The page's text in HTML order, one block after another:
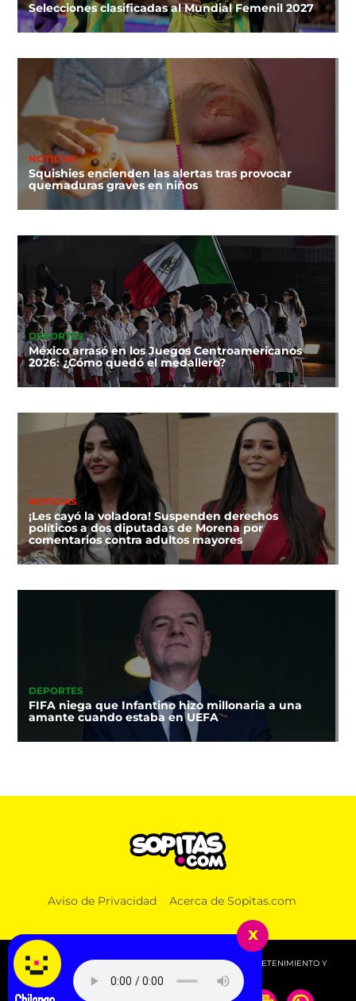
Selecciones clasificadas al Mundial Femenil 2027
NOTICIAS
Squishies encienden las alertas tras provocar
quemaduras graves en niños
DEPORTES
México arrasó en los Juegos Centroamericanos
2026: ¿Cómo quedó el medallero?
NOTICIAS
¡Les cayó la voladora! Suspenden derechos
políticos a dos diputadas de Morena por
comentarios contra adultos mayores
DEPORTES
FIFA niega que Infantino hizo millonaria a una
amante cuando estaba en UEFA
Aviso de Privacidad Acerca de Sopitas.com
© 2026 SOPITAS.COM - MÚSICA, NOTICIAS, DEPORTES, ENTRETENIMIENTO Y
MÁS!.
x